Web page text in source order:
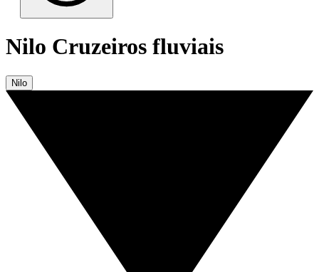
Nilo Cruzeiros fluviais
Nilo